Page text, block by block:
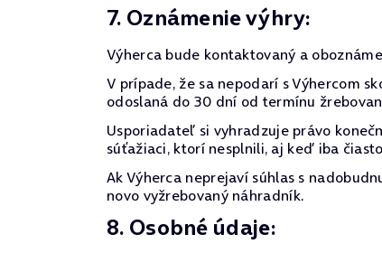
7. Oznámenie výhry:
Výherca bude kontaktovaný a
V prípade, že sa nepodarí s Výhercom
odoslaná do 30 dní od termínu
Usporiadateľ si vyhradzuje právo
súťažiaci, ktorí nesplnili, aj keď iba
Ak Výherca neprejaví súhlas s
novo vyžrebovaný náhradník.
8. Osobné údaje: